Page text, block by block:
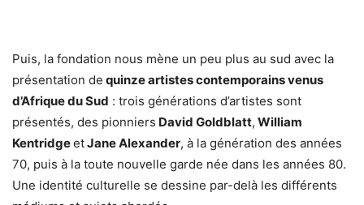
Puis, la fondation nous mène un peu plus au sud avec la
présentation de quinze artistes contemporains venus
d’Afrique du Sud : trois générations d’artistes sont
présentés, des pionniers David Goldblatt, William
KentridgeetJane Alexander, à la génération des années
70, puis à la toute nouvelle garde née dans les années 80.
Une identité culturelle se dessine par-delà les différents